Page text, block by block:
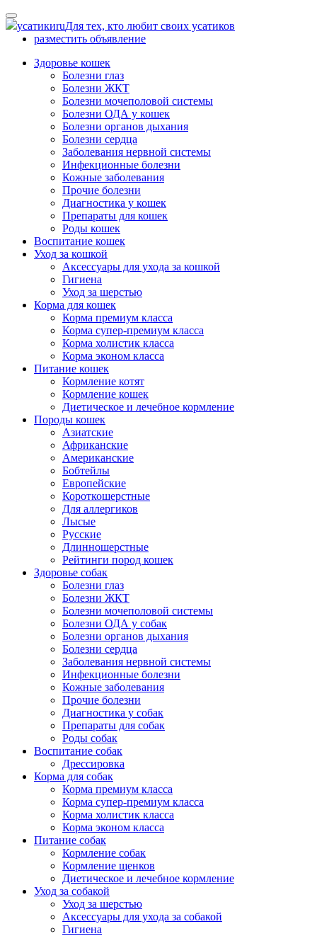
Skip
to
content
усатикиruДля тех, кто любит своих усатиков
разместить объявление
Здоровье кошек
Болезни глаз
Болезни ЖКТ
Болезни мочеполовой системы
Болезни ОДА у кошек
Болезни органов дыхания
Болезни сердца
Заболевания нервной системы
Инфекционные болезни
Кожные заболевания
Прочие болезни
Диагностика у кошек
Препараты для кошек
Роды кошек
Воспитание кошек
Уход за кошкой
Аксессуары для ухода за кошкой
Гигиена
Уход за шерстью
Корма для кошек
Корма премиум класса
Корма супер-премиум класса
Корма холистик класса
Корма эконом класса
Питание кошек
Кормление котят
Кормление кошек
Диетическое и лечебное кормление
Породы кошек
Азиатские
Африканские
Американские
Бобтейлы
Европейские
Короткошерстные
Для аллергиков
Лысые
Русские
Длинношерстные
Рейтинги пород кошек
Здоровье собак
Болезни глаз
Болезни ЖКТ
Болезни мочеполовой системы
Болезни ОДА у собак
Болезни органов дыхания
Болезни сердца
Заболевания нервной системы
Инфекционные болезни
Кожные заболевания
Прочие болезни
Диагностика у собак
Препараты для собак
Роды собак
Воспитание собак
Дрессировка
Корма для собак
Корма премиум класса
Корма супер-премиум класса
Корма холистик класса
Корма эконом класса
Питание собак
Кормление собак
Кормление щенков
Диетическое и лечебное кормление
Уход за собакой
Уход за шерстью
Аксессуары для ухода за собакой
Гигиена